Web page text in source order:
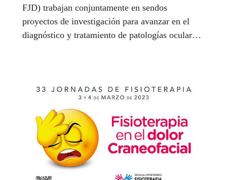
FJD) trabajan conjuntamente en sendos
proyectos de investigación para avanzar en el
diagnóstico y tratamiento de patologías oculares